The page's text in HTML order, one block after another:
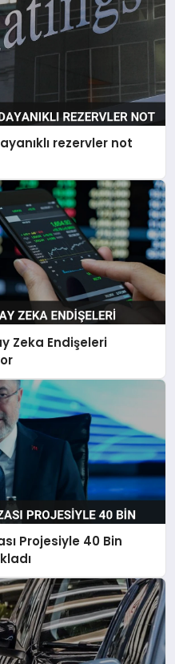
rezervler not
Zeka Endişeleri
Projesiyle 40 Bin